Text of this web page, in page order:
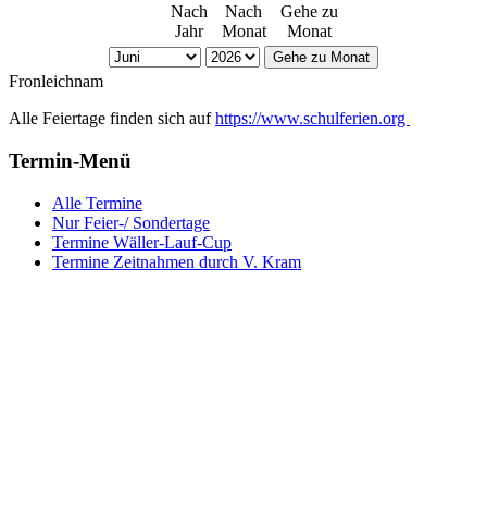
Nach
Jahr
Nach
Monat
Gehe zu
Monat
Gehe zu Monat
Fronleichnam
Alle Feiertage finden sich aufhttps://www.schulferien.org
Termin-Menü
Alle Termine
Nur Feier-/ Sondertage
Termine Wäller-Lauf-Cup
Termine Zeitnahmen durch V. Kram